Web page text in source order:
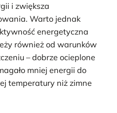
i zwiększa
Warto jednak
energetyczna
również od warunków
– dobrze ocieplone
mniej energii do
temperatury niż zimne